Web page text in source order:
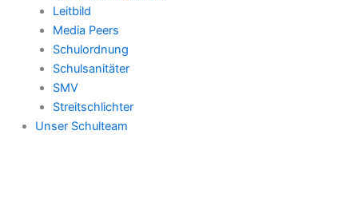
Leitbild
Media Peers
Schulordnung
Schulsanitäter
SMV
Streitschlichter
Unser Schulteam